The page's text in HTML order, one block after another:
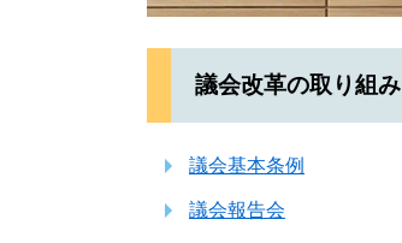
議会改革の取り組み
議会基本条例
議会報告会